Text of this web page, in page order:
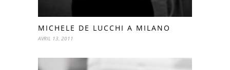
MICHELE DE LUCCHI A MILANO
AVRIL 13, 2011